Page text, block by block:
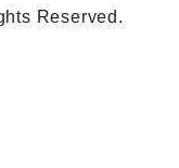
Reserved.